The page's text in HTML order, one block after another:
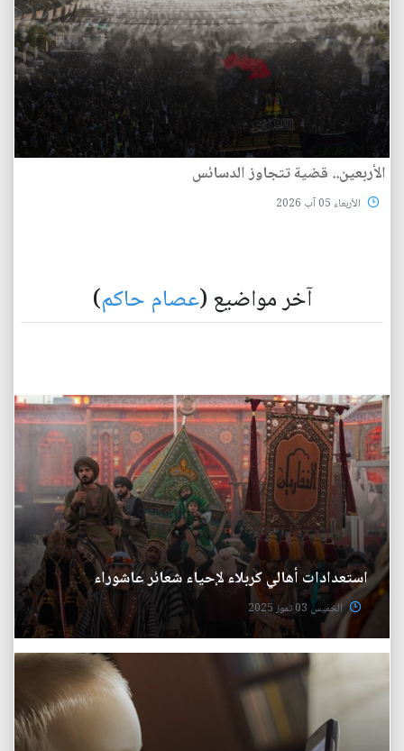
الأربعين.. قضية تتجاوز الدسائس
الأربعاء 05 آب 2026
آخر مواضيع (عصام حاكم)
استعدادات أهالي كربلاء لإحياء شعائر عاشوراء
الخميس 03 تموز 2025